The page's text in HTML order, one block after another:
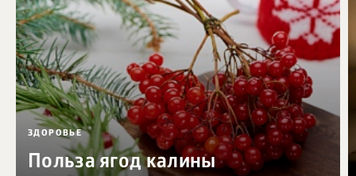
ЗДОРОВЬЕ
Польза ягод калины